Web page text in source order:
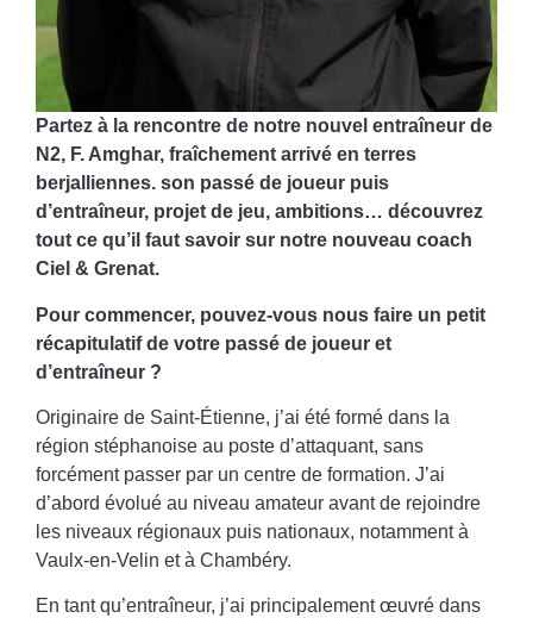
Partez à la rencontre de notre nouvel entraîneur de
N2, F. Amghar, fraîchement arrivé en terres
berjalliennes. son passé de joueur puis
d’entraîneur, projet de jeu, ambitions… découvrez
tout ce qu’il faut savoir sur notre nouveau coach
Ciel & Grenat.
Pour commencer, pouvez-vous nous faire un petit
récapitulatif de votre passé de joueur et
d’entraîneur ?
Originaire de Saint-Étienne, j’ai été formé dans la
région stéphanoise au poste d’attaquant, sans
forcément passer par un centre de formation. J’ai
d’abord évolué au niveau amateur avant de rejoindre
les niveaux régionaux puis nationaux, notamment à
Vaulx-en-Velin et à Chambéry.
En tant qu’entraîneur, j’ai principalement œuvré dans